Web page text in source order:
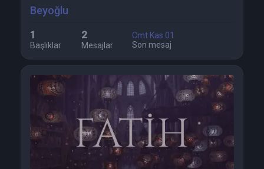
Beyoğlu
1
Başlıklar
2
Mesajlar
Cmt Kas 01
Son mesaj